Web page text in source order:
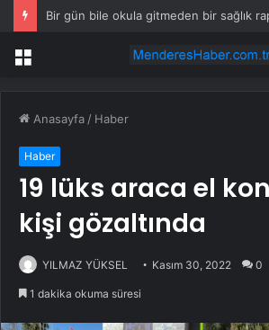
Menü
Anasayfa / Haber
Haber
19 lüks araca el
kişi gözaltında
YILMAZ YÜKSEL Kasım 30, 2022 0
1 dakika okuma süresi